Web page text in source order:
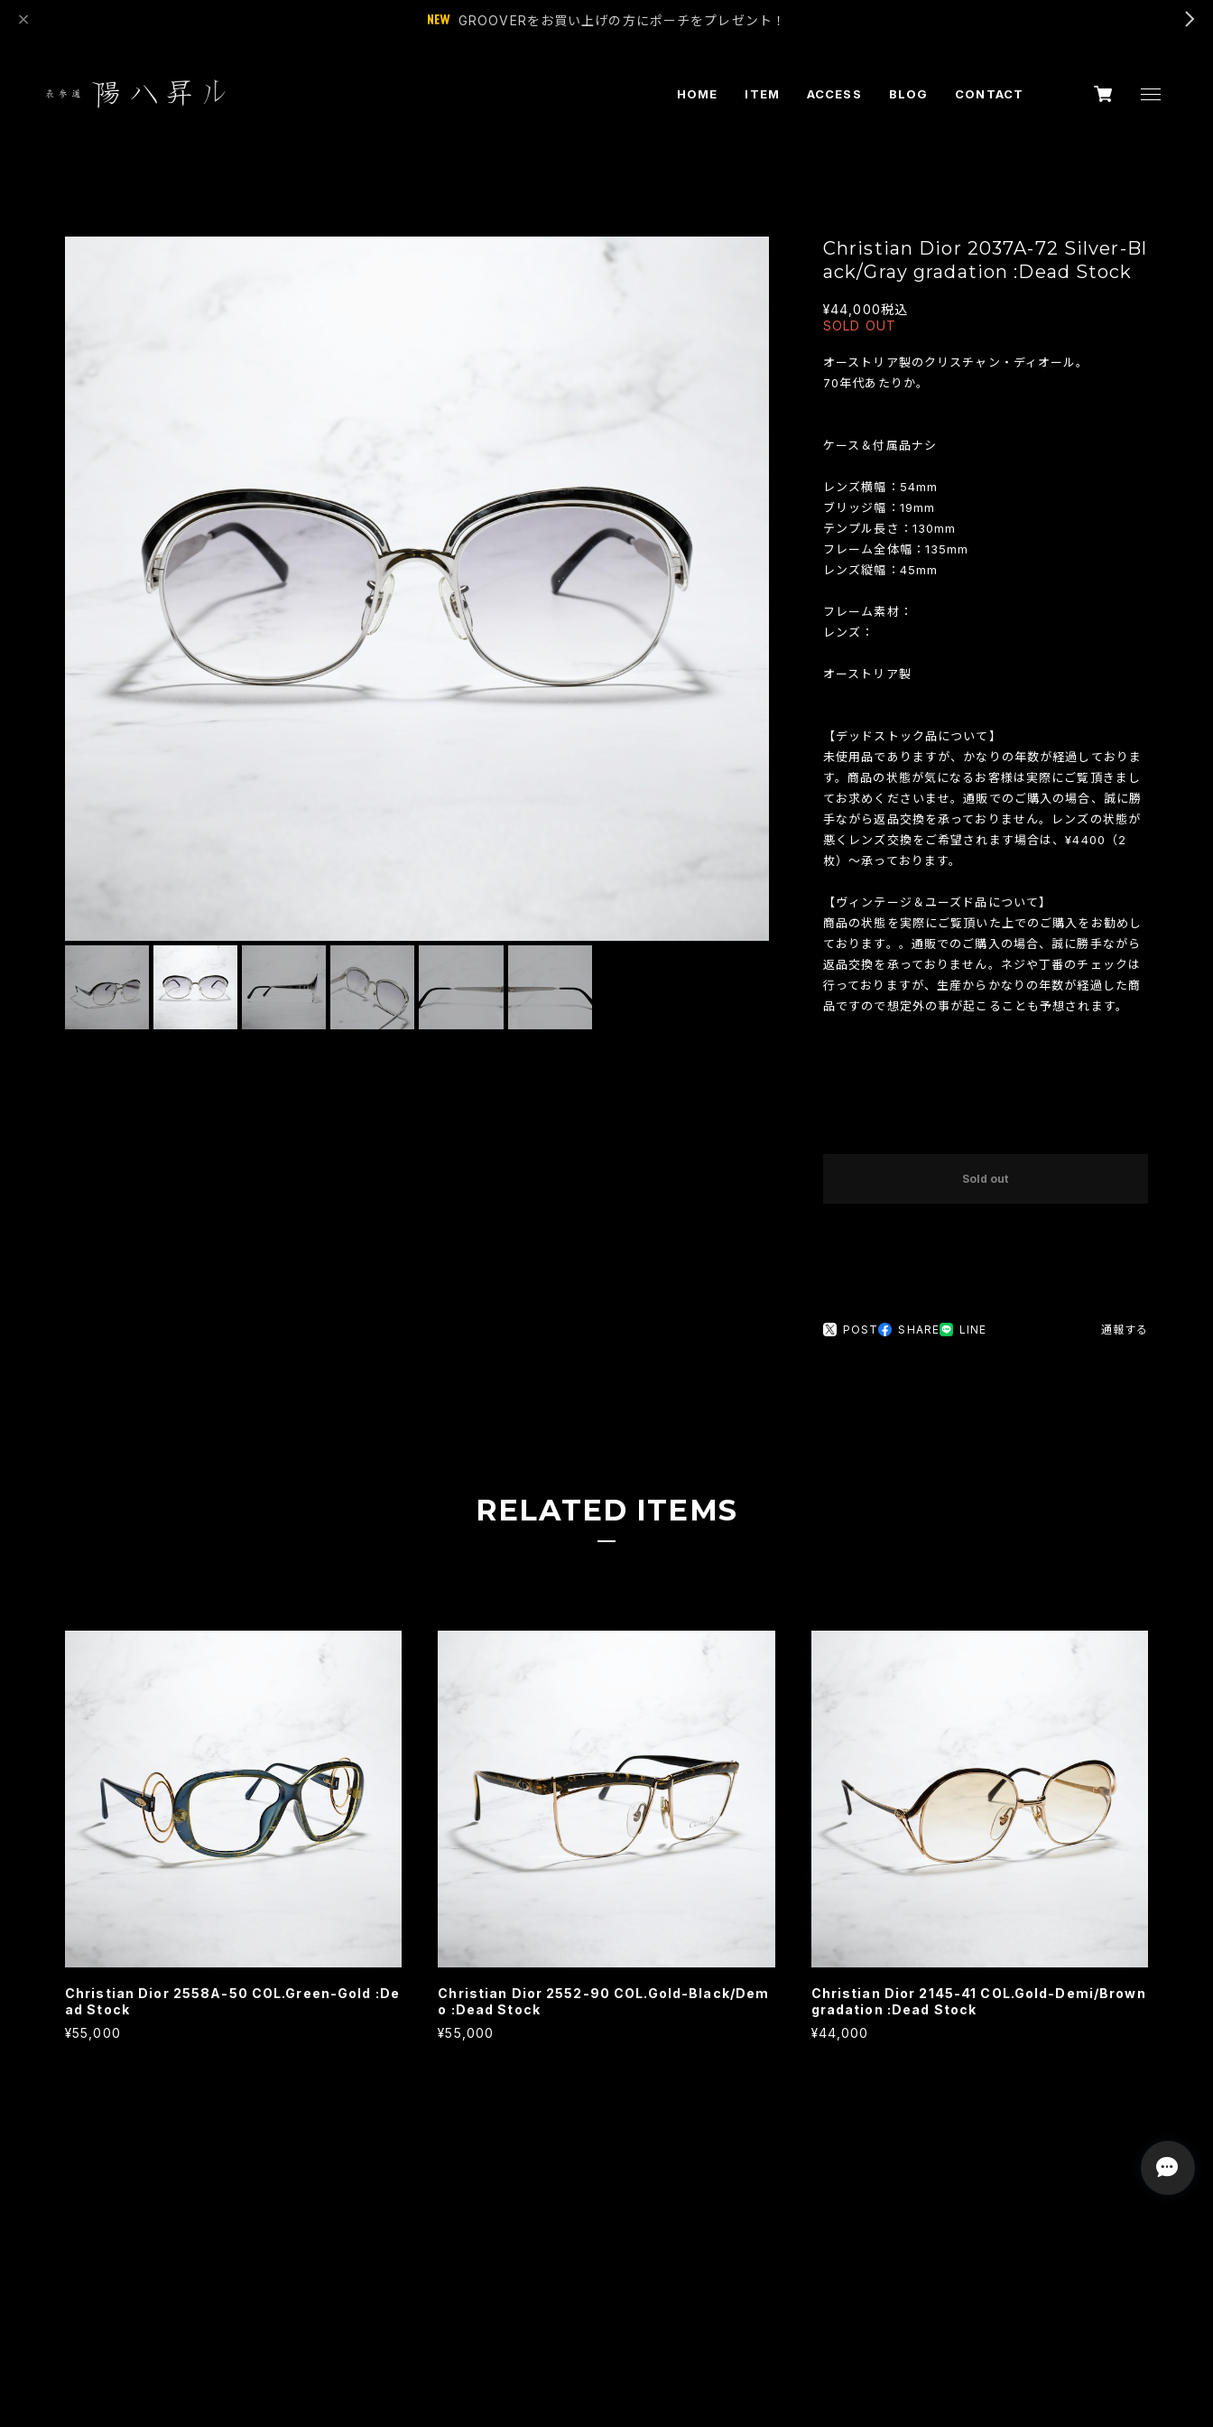
GROOVERをお買い上げの方にポーチをプレゼント！
HOME ITEM ACCESS BLOG CONTACT
Christian Dior 2037A-72 Silver-Bl
ack/Gray gradation :Dead Stock
¥44,000税込
SOLD OUT
オーストリア製のクリスチャン・ディオール。
70年代あたりか。
ケース＆付属品ナシ
レンズ横幅：54mm
ブリッジ幅：19mm
テンプル長さ：130mm
フレーム全体幅：135mm
レンズ縦幅：45mm
フレーム素材：
レンズ：
オーストリア製
【デッドストック品について】
未使用品でありますが、かなりの年数が経過しておりま
す。商品の状態が気になるお客様は実際にご覧頂きまし
てお求めくださいませ。通販でのご購入の場合、誠に勝
手ながら返品交換を承っておりません。レンズの状態が
悪くレンズ交換をご希望されます場合は、¥4400（2
枚）〜承っております。
【ヴィンテージ＆ユーズド品について】
商品の状態を実際にご覧頂いた上でのご購入をお勧めし
ております。。通販でのご購入の場合、誠に勝手ながら
返品交換を承っておりません。ネジや丁番のチェックは
行っておりますが、生産からかなりの年数が経過した商
品ですので想定外の事が起こることも予想されます。
Sold out
POST SHARE LINE 通報する
RELATED ITEMS
Christian Dior 2558A-50 COL.Green-Gold :De
ad Stock
¥55,000
Christian Dior 2552-90 COL.Gold-Black/Dem
o :Dead Stock
¥55,000
Christian Dior 2145-41 COL.Gold-Demi/Brown
gradation :Dead Stock
¥44,000